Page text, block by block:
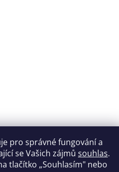
pro správné fungování a
se Vašich zájmů souhlas.
tlačítko „Souhlasím" nebo
Shoptet